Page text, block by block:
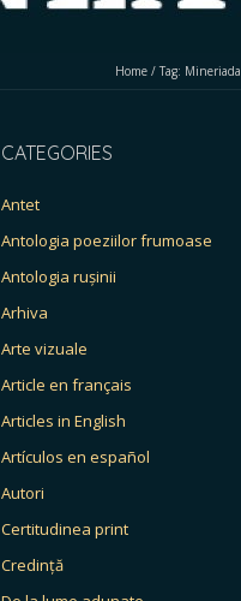
Home / Tag: Mineriada
CATEGORIES
Antet
Antologia poeziilor frumoase
Antologia rușinii
Arhiva
Arte vizuale
Article en français
Articles in English
Artículos en español
Autori
Certitudinea print
Credință